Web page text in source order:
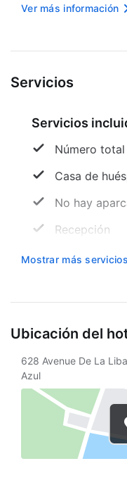
un televisor en una
Ver más información
Servicios
Servicios
Número
Casa de
No hay
Recepción
Hora de
Personal
Galería de
Vista al jardín
Terraza
Consigna
Mostrar más servicios
Ubicación del
628 Avenue De La
Azul